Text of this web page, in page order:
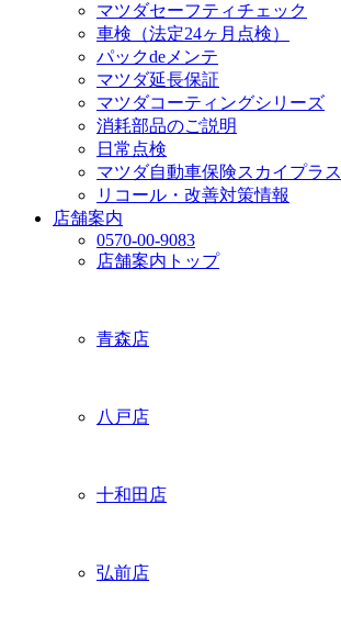
マツダセーフティチェック
車検（法定24ヶ月点検）
パックdeメンテ
マツダ延長保証
マツダコーティングシリーズ
消耗部品のご説明
日常点検
マツダ自動車保険スカイプラス
リコール・改善対策情報
店舗案内
0570-00-9083
店舗案内トップ
青森店
八戸店
十和田店
弘前店